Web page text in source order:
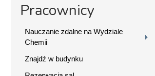
Pracownicy
Nauczanie zdalne na Wydziale
Chemii
Znajdź w budynku